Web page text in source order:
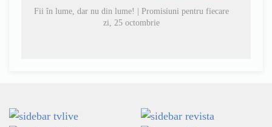
Fii în lume, dar nu din lume! | Promisiuni pentru fiecare
zi, 25 octombrie